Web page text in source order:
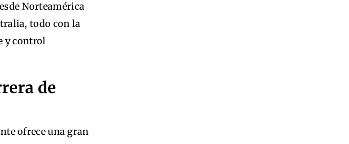
Norteamérica
todo con la
y control
de
ofrece una gran